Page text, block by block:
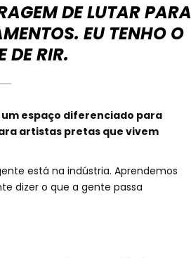
DE LUTAR PARA
EU TENHO O
DE RIR.
espaço diferenciado para
artistas pretas que vivem
está na indústria. Aprendemos
dizer o que a gente passa